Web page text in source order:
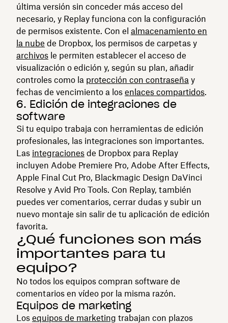
última versión sin conceder más acceso del
necesario, y Replay funciona con la configuración
de permisos existente. Con el almacenamiento en
la nube de Dropbox, los permisos de carpetas y
archivos le permiten establecer el acceso de
visualización o edición y, según su plan, añadir
controles como la protección con contraseña y
fechas de vencimiento a los enlaces compartidos.
6. Edición de integraciones de
software
Si tu equipo trabaja con herramientas de edición
profesionales, las integraciones son importantes.
Las integraciones de Dropbox para Replay
incluyen Adobe Premiere Pro, Adobe After Effects,
Apple Final Cut Pro, Blackmagic Design DaVinci
Resolve y Avid Pro Tools. Con Replay, también
puedes ver comentarios, cerrar dudas y subir un
nuevo montaje sin salir de tu aplicación de edición
favorita.
¿Qué funciones son más
importantes para tu
equipo?
No todos los equipos compran software de
comentarios en vídeo por la misma razón.
Equipos de marketing
Los equipos de marketing trabajan con plazos